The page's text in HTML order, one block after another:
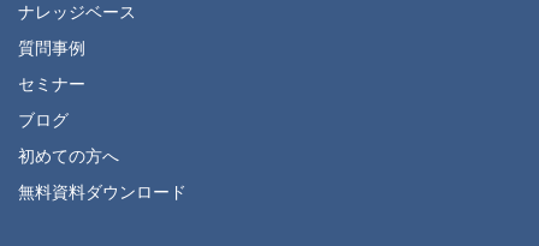
ナレッジベース
質問事例
セミナー
ブログ
初めての方へ
無料資料ダウンロード